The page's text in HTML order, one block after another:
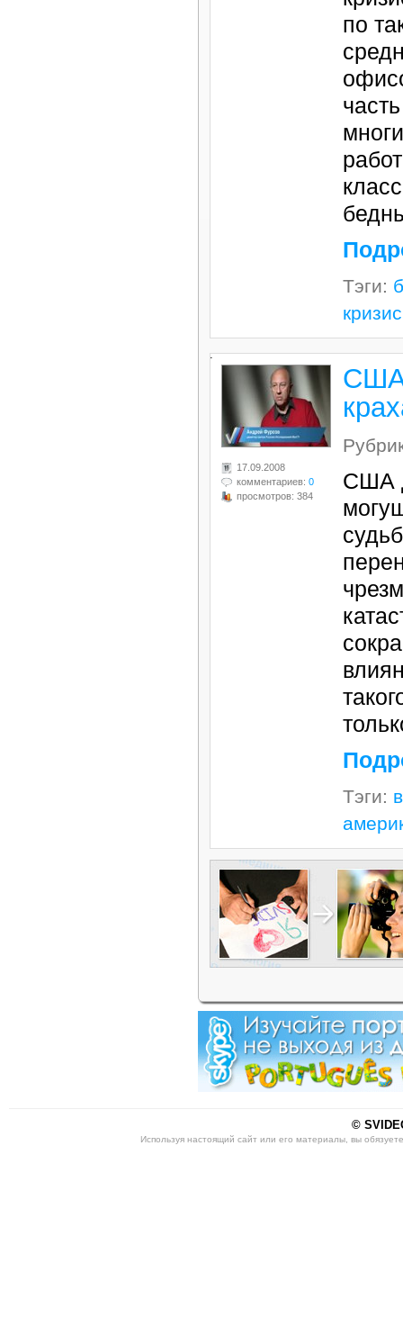
по
Тэги:
кризис
.
17.09.2008
комментариев: 0
просмотров: 384
США
США
Тэги:
©
Используя настоящий сайт или его материалы, вы